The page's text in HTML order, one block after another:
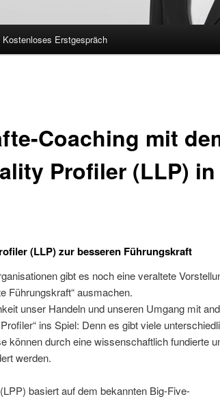
Kostenloses Erstgespräch
Coaching mit
Profiler (LLP) in
(LLP) zur besseren Führungskraft
gibt es noch eine veraltete
Führungskraft“ ausmachen.
unser Handeln und unseren Umgang mit
ins Spiel: Denn es gibt viele
können durch eine wissenschaftlich fundierte
werden.
basiert auf dem bekannten Big-Five-